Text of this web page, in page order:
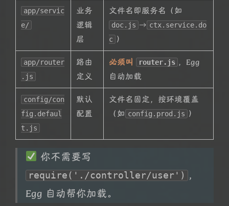
app/servic
e/
业务
逻辑
层
文件名即服务名（如
doc.js → ctx.service.do
c ）
app/router
.js
路由
定义
必须叫 router.js ，Egg
自动加载
config/con
fig.defaul
t.js
默认
配置
文件名固定，按环境覆盖
（如 config.prod.js ）
你不需要写
require('./controller/user') ，
Egg 自动帮你加载。